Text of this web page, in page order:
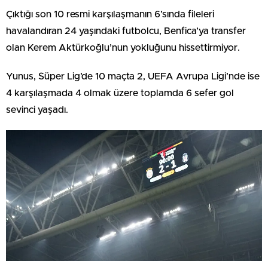
Çıktığı son 10 resmi karşılaşmanın 6’sında fileleri
havalandıran 24 yaşındaki futbolcu, Benfica’ya transfer
olan Kerem Aktürkoğlu’nun yokluğunu hissettirmiyor.
Yunus, Süper Lig’de 10 maçta 2, UEFA Avrupa Ligi’nde ise
4 karşılaşmada 4 olmak üzere toplamda 6 sefer gol
sevinci yaşadı.